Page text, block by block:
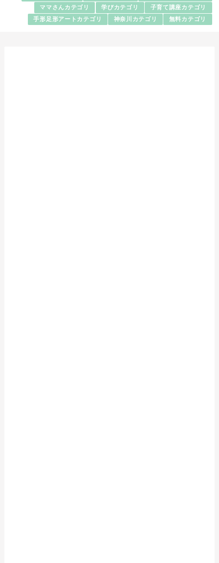
ママさんカテゴリ 学びカテゴリ 子育て講座カテゴリ
手形足形アートカテゴリ 神奈川カテゴリ 無料カテゴリ